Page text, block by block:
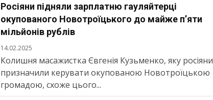
Росіяни підняли зарплатню гауляйтерці
окупованого Новотроїцького до майже п’яти
мільйонів рублів
14.02.2025
Колишня масажистка Євгенія Кузьменко, яку росіяни
призначили керувати окупованою Новотроїцькою
громадою, схоже цього...